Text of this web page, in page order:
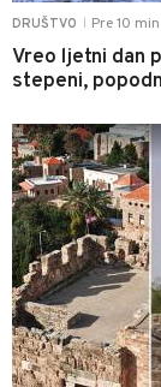
DRUŠTVO Pre 10 min
Vreo ljetni dan
stepeni,